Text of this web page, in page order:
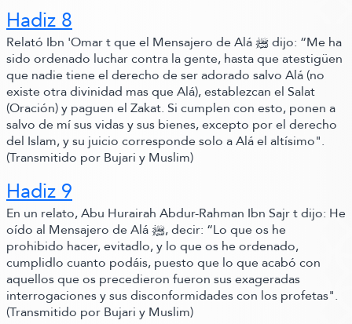
Hadiz 8
Relató Ibn 'Omar t que el Mensajero de Alá ﷺ‬ dijo: “Me ha
sido ordenado luchar contra la gente, hasta que atestigüen
que nadie tiene el derecho de ser adorado salvo Alá(no
existe otra divinidad mas que Alá), establezcan el Salat
(Oración)y paguen el Zakat. Si cumplen con esto, ponen a
salvo de mí sus vidas y sus bienes, excepto por el derecho
del Islam, y su juicio corresponde solo a Alá el altísimo".
(Transmitido por Bujari y Muslim)
Hadiz 9
En un relato, Abu Hurairah Abdur-Rahman Ibn Sajr t dijo: He
oído al Mensajero de Alá ﷺ‬,decir: “Lo que os he
prohibido hacer, evitadlo, y lo que os he ordenado,
cumplidlo cuanto podáis, puesto que lo que acabó con
aquellos que os precedieron fueron sus exageradas
interrogaciones y sus disconformidades con los profetas".
(Transmitido por Bujari y Muslim)